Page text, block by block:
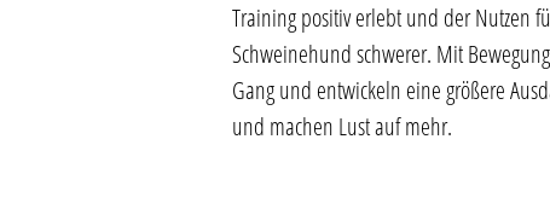
Training positiv erlebt und der Nutzen
Schweinehund schwerer. Mit
Gang und entwickeln eine größere
und machen Lust auf mehr.